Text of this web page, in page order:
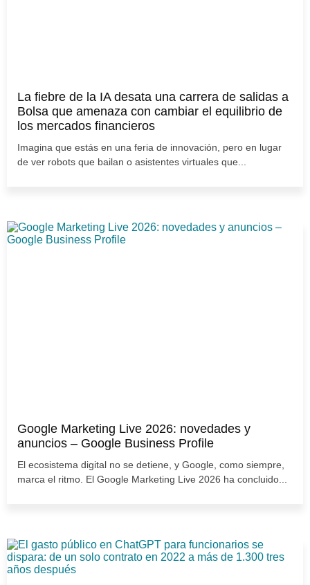
La fiebre de la IA desata una carrera de salidas a
Bolsa que amenaza con cambiar el equilibrio de
los mercados financieros
Imagina que estás en una feria de innovación, pero en lugar
de ver robots que bailan o asistentes virtuales que...
Google Marketing Live 2026: novedades y
anuncios – Google Business Profile
El ecosistema digital no se detiene, y Google, como siempre,
marca el ritmo. El Google Marketing Live 2026 ha concluido...